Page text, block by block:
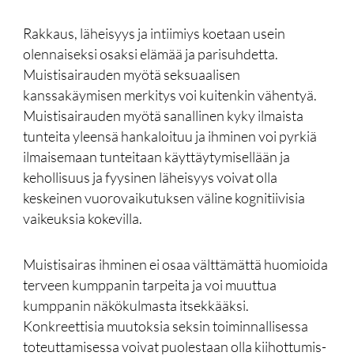
Rakkaus, läheisyys ja intiimiys koetaan usein
olennaiseksi osaksi elämää ja parisuhdetta.
Muistisairauden myötä seksuaalisen
kanssakäymisen merkitys voi kuitenkin vähentyä.
Muistisairauden myötä sanallinen kyky ilmaista
tunteita yleensä hankaloituu ja ihminen voi pyrkiä
ilmaisemaan tunteitaan käyttäytymisellään ja
kehollisuus ja fyysinen läheisyys voivat olla
keskeinen vuorovaikutuksen väline kognitiivisia
vaikeuksia kokevilla.
Muistisairas ihminen ei osaa välttämättä huomioida
terveen kumppanin tarpeita ja voi muuttua
kumppanin näkökulmasta itsekkääksi.
Konkreettisia muutoksia seksin toiminnallisessa
toteuttamisessa voivat puolestaan olla kiihottumis-